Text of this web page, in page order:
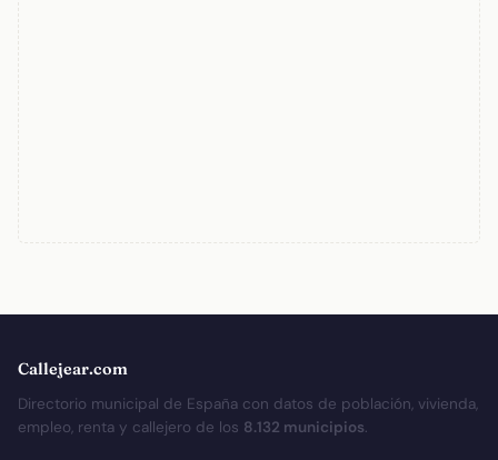
Callejear.com
Directorio municipal de España con datos de población, vivienda,
empleo, renta y callejero de los 8.132 municipios.